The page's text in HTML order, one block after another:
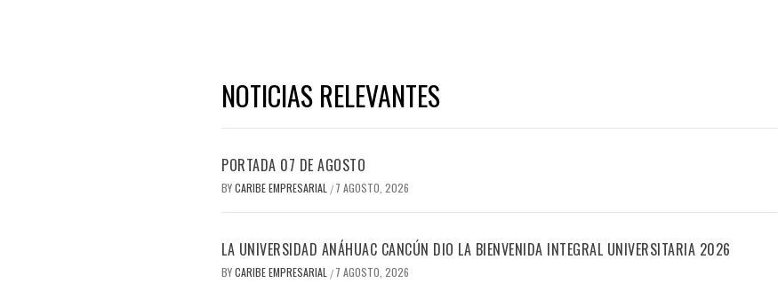
NOTICIAS RELEVANTES
PORTADA 07 DE AGOSTO
BYCARIBE EMPRESARIAL / 7 AGOSTO, 2026
LA UNIVERSIDAD ANÁHUAC CANCÚN DIO LA BIENVENIDA INTEGRAL UNIVERSITARIA 2026
BYCARIBE EMPRESARIAL / 7 AGOSTO, 2026